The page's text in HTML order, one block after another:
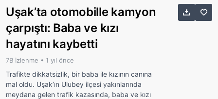
Uşak’ta otomobille kamyon
çarpıştı: Baba ve kızı
hayatını kaybetti
7B İzlenme • 1 yıl önce
Trafikte dikkatsizlik, bir baba ile kızının canına
mal oldu. Uşak’ın Ulubey ilçesi yakınlarında
meydana gelen trafik kazasında, baba ve kızı